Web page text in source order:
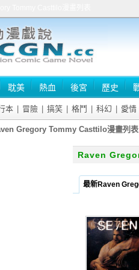
耽美 熱血 後宮 歷史
本 冒險 搞笑 格鬥 科幻 愛情
Gregory Tommy Casttilo漫畫列表
Raven
最新Raven